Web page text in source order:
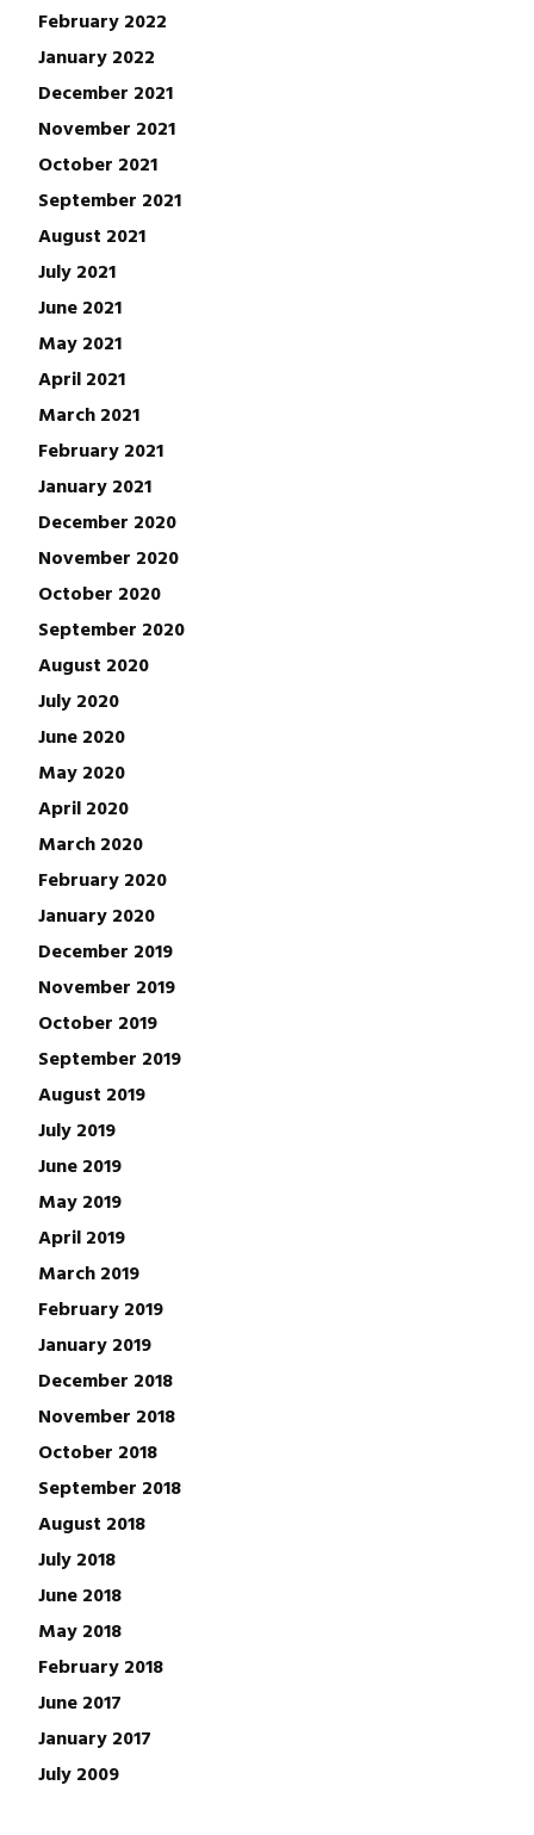
February 2022
January 2022
December 2021
November 2021
October 2021
September 2021
August 2021
July 2021
June 2021
May 2021
April 2021
March 2021
February 2021
January 2021
December 2020
November 2020
October 2020
September 2020
August 2020
July 2020
June 2020
May 2020
April 2020
March 2020
February 2020
January 2020
December 2019
November 2019
October 2019
September 2019
August 2019
July 2019
June 2019
May 2019
April 2019
March 2019
February 2019
January 2019
December 2018
November 2018
October 2018
September 2018
August 2018
July 2018
June 2018
May 2018
February 2018
June 2017
January 2017
July 2009